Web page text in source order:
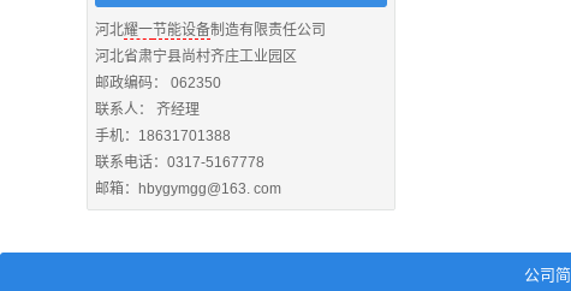
河北耀一节能设备制造有限责任公司
河北省肃宁县尚村齐庄工业园区
邮政编码： 062350
联系人： 齐经理
手机：18631701388
联系电话：0317-5167778
邮箱：hbygymgg@163. com
公司